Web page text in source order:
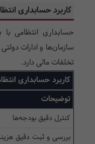
کاربرد حسابداری
حسابداری انتظامی
سازمان‌ها و ادارات
تخلفات مالی دارد.
کاربرد حسابداری
توضیحات
کنترل دقیق بودجه‌ها
بررسی و ثبت دقیق